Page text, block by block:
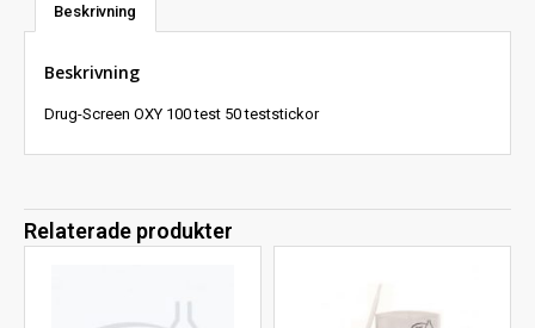
Beskrivning
Beskrivning
Drug-Screen OXY 100 test 50 teststickor
Relaterade produkter